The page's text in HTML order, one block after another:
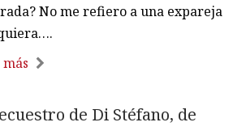
No me refiero a una expareja
de Di Stéfano, de